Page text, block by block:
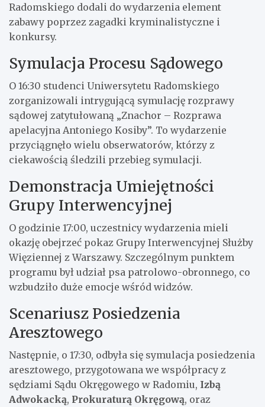
Radomskiego dodali do wydarzenia element
zabawy poprzez zagadki kryminalistyczne i
konkursy.
Symulacja Procesu Sądowego
O 16:30 studenci Uniwersytetu Radomskiego
zorganizowali intrygującą symulację rozprawy
sądowej zatytułowaną „Znachor – Rozprawa
apelacyjna Antoniego Kosiby”. To wydarzenie
przyciągnęło wielu obserwatorów, którzy z
ciekawością śledzili przebieg symulacji.
Demonstracja Umiejętności
Grupy Interwencyjnej
O godzinie 17:00, uczestnicy wydarzenia mieli
okazję obejrzeć pokaz Grupy Interwencyjnej Służby
Więziennej z Warszawy. Szczególnym punktem
programu był udział psa patrolowo-obronnego, co
wzbudziło duże emocje wśród widzów.
Scenariusz Posiedzenia
Aresztowego
Następnie, o 17:30, odbyła się symulacja posiedzenia
aresztowego, przygotowana we współpracy z
sędziami Sądu Okręgowego w Radomiu, Izbą
Adwokacką, Prokuraturą Okręgową, oraz